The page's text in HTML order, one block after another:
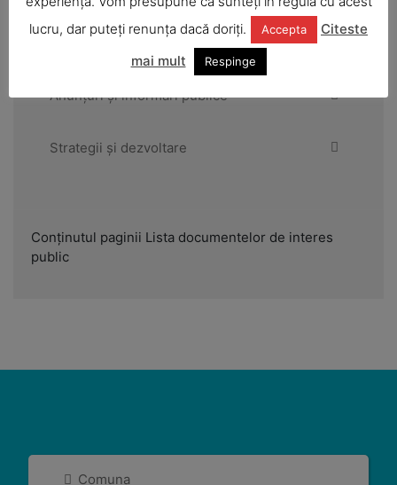
Urbanism și amenajarea teritoriului
Anunțuri și informări publice
Strategii și dezvoltare
Conținutul paginii Lista documentelor de interes
public
Comuna
lucru, dar puteți renunța dacă doriți.
Accepta
Citeste
mai mult
Respinge